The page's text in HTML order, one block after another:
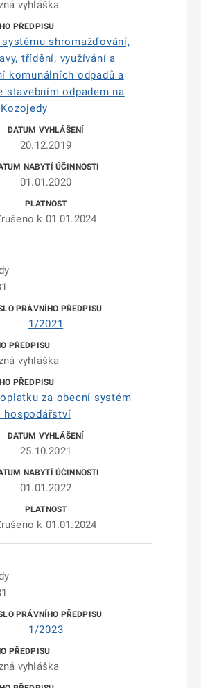
vyhláška
shromažďování,
třídění, využívání a
komunálních odpadů a
stavebním odpadem na
20.12.2019
01.01.2020
k 01.01.2024
1/2021
vyhláška
za obecní systém
hospodářství
25.10.2021
01.01.2022
k 01.01.2024
1/2023
vyhláška